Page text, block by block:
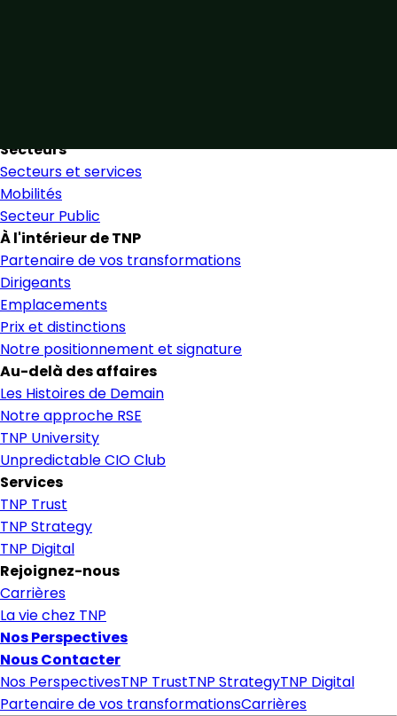
Secteurs
Secteurs et services
Mobilités
Secteur Public
À l'intérieur de TNP
Partenaire de vos transformations
Dirigeants
Emplacements
Prix et distinctions
Notre positionnement et signature
Au-delà des affaires
Les Histoires de Demain
Notre approche RSE
TNP University
Unpredictable CIO Club
Services
TNP Trust
TNP Strategy
TNP Digital
Rejoignez-nous
Carrières
La vie chez TNP
Nos Perspectives
Nous Contacter
Nos PerspectivesTNP TrustTNP StrategyTNP Digital
Partenaire de vos transformationsCarrières